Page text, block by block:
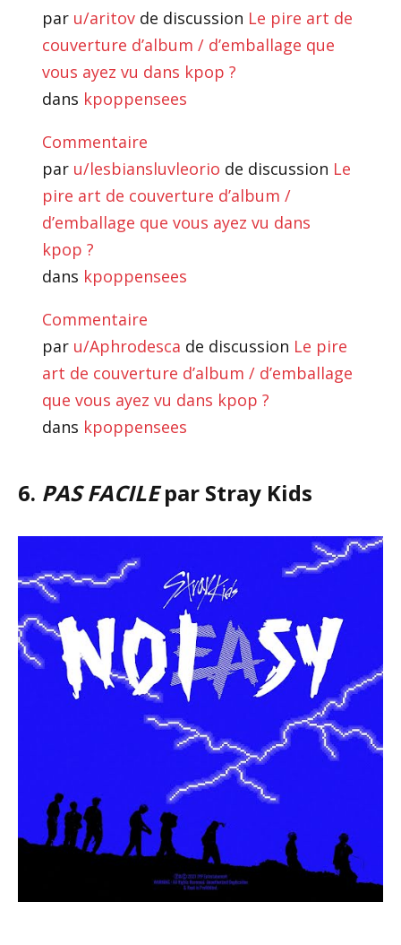
par u/aritovde discussion Le pire art de
couverture d’album / d’emballage que
vous ayez vu dans kpop ?
dans kpoppensees
Commentaire
par u/lesbiansluvleorio de discussion Le
pire art de couverture d’album /
d’emballage que vous ayez vu dans
kpop ?
dans kpoppensees
Commentaire
par u/Aphrodesca de discussion Le pire
art de couverture d’album / d’emballage
que vous ayez vu dans kpop ?
dans kpoppensees
6. PAS FACILEpar Stray Kids